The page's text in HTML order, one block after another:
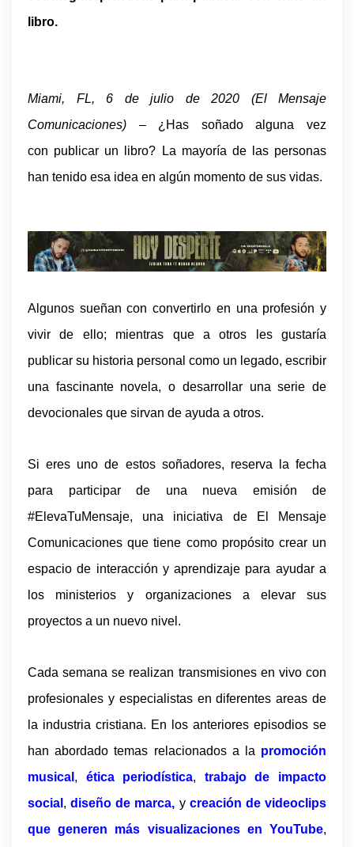
libro.
Miami, FL, 6 de julio de 2020 (El Mensaje
Comunicaciones) –¿Has soñado alguna vez
con publicar un libro? La mayoría de las personas
han tenido esa idea en algún momento de sus vidas.
Algunos sueñan con convertirlo en una profesión y
vivir de ello; mientras que a otros les gustaría
publicar su historia personal como un legado, escribir
una fascinante novela, o desarrollar una serie de
devocionales que sirvan de ayuda a otros.
Si eres uno de estos soñadores, reserva la fecha
para participar de una nueva emisión de
#ElevaTuMensaje, una iniciativa de El Mensaje
Comunicaciones que tiene como propósito crear un
espacio de interacción y aprendizaje para ayudar a
los ministerios y organizaciones a elevar sus
proyectos a un nuevo nivel.
Cada semana se realizan transmisiones en vivo con
profesionales y especialistas en diferentes areas de
la industria cristiana. En los anteriores episodios se
han abordado temas relacionados a la promoción
musical , ética periodística, trabajo de impacto
social ,diseño de marca, y creación de videoclips
que generen más visualizaciones en YouTube,